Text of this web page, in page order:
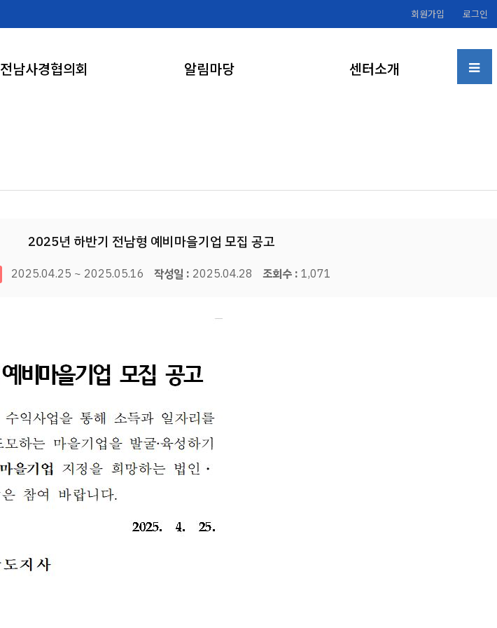
로그인
회원가입
전남사경협의회 알림마당 센터소개
2025년 하반기 전남형 예비마을기업 모집 공고
2025.04.25 ~ 2025.05.16 작성일 : 2025.04.28 조회수 : 1,071